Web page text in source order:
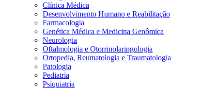
Clínica Médica
Desenvolvimento Humano e Reabilitação
Farmacologia
Genética Médica e Medicina Genômica
Neurologia
Oftalmologia e Otorrinolaringologia
Ortopedia, Reumatologia e Traumatologia
Patologia
Pediatria
Psiquiatria